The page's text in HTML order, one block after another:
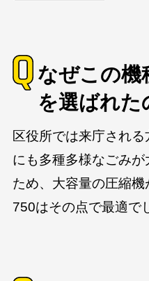
なぜこの機
を選ばれた
区役所では来庁され
にも多種多様なごみ
ため、大容量の圧縮
750はその点で最適で